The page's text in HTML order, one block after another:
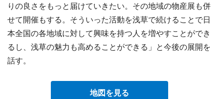
りの良さをもっと届けていきたい。その地域の物産展も併
せて開催もする。そういった活動を浅草で続けることで日
本全国の各地域に対して興味を持つ人を増やすことができ
るし、浅草の魅力も高めることができる」と今後の展開を
話す。
地図を見る